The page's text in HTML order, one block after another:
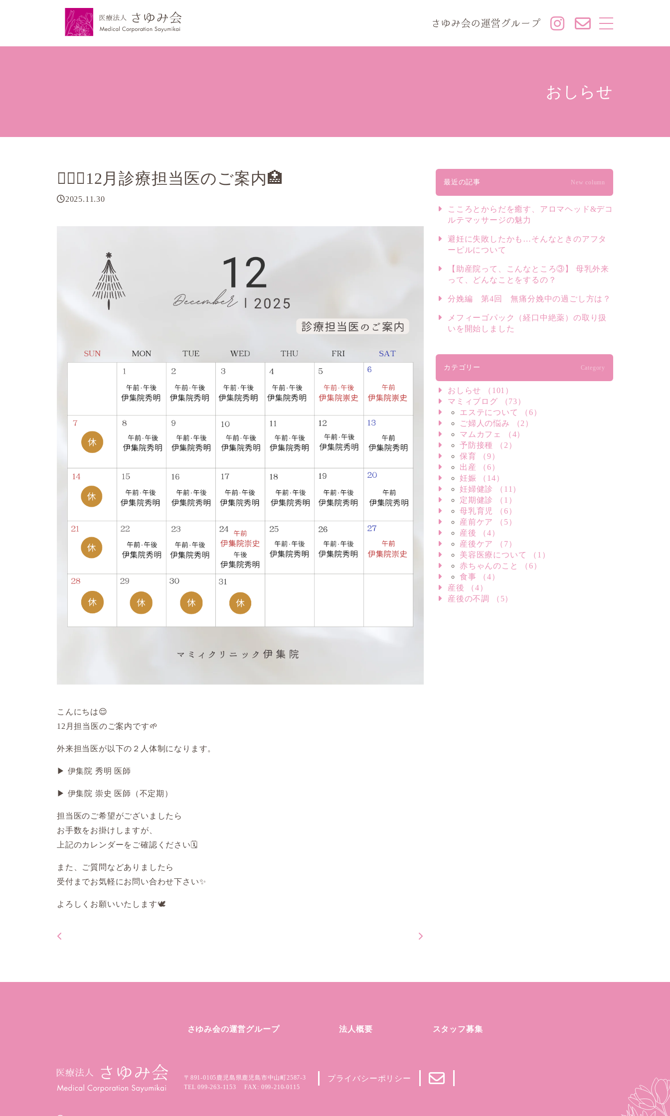
おしらせ
👨🏻‍⚕️12月診療担当医のご案内🏥
2025.11.30
こんにちは😌
12月担当医のご案内です🌱
外来担当医が以下の２人体制になります。
▶︎ 伊集院 秀明 医師
▶︎ 伊集院 崇史 医師（不定期）
担当医のご希望がございましたら
お手数をお掛けしますが、
上記のカレンダーをご確認ください🗓️
また、ご質問などありましたら
受付までお気軽にお問い合わせ下さい✨
よろしくお願いいたします🕊️
最近の記事 New column
こころとからだを癒す、アロマヘッド&デコ
ルテマッサージの魅力
避妊に失敗したかも…そんなときのアフタ
ーピルについて
【助産院って、こんなところ③】 母乳外来
って、どんなことをするの？
分娩編 第4回 無痛分娩中の過ごし方は？
メフィーゴパック（経口中絶薬）の取り扱
いを開始しました
カテゴリー Category
おしらせ （101）
マミィブログ （73）
エステについて （6）
ご婦人の悩み （2）
マムカフェ （4）
予防接種 （2）
保育 （9）
出産 （6）
妊娠 （14）
妊婦健診 （11）
定期健診 （1）
母乳育児 （6）
産前ケア （5）
産後 （4）
産後ケア （7）
美容医療について （1）
赤ちゃんのこと （6）
食事 （4）
産後 （4）
産後の不調 （5）
さゆみ会の運営グループ 法人概要 スタッフ募集
〒891-0105鹿児島県鹿児島市中山町2587-3
TEL099-263-1153 FAX: 099-210-0115
プライバシーポリシー